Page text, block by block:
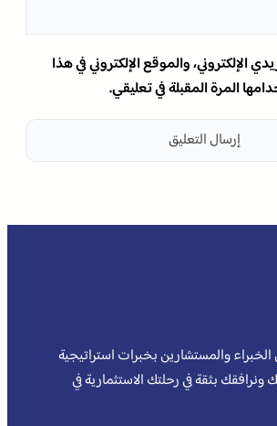
الإلكتروني، والموقع الإلكتروني في هذا
المرة المقبلة في تعليقي.
والمستشارين بخبرات استراتيجية
بثقة في رحلتك الاستثمارية في